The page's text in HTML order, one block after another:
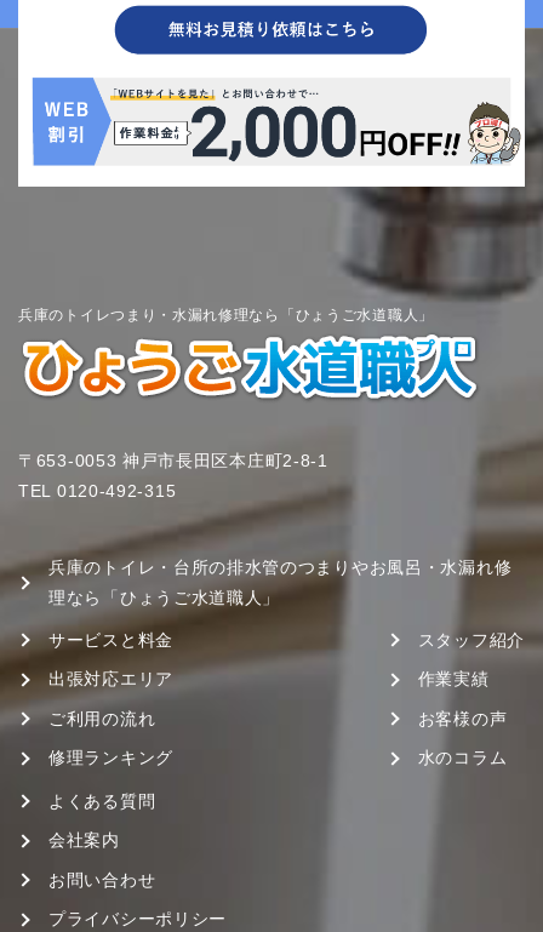
兵庫のトイレつまり・水漏れ修理なら「ひょうご水道職人」
〒653-0053 神戸市長田区本庄町2-8-1
TEL 0120-492-315
兵庫のトイレ・台所の排水管のつまりやお風呂・水漏れ修
理なら「ひょうご水道職人」
サービスと料金
出張対応エリア
ご利用の流れ
修理ランキング
スタッフ紹介
作業実績
お客様の声
水のコラム
よくある質問
会社案内
お問い合わせ
プライバシーポリシー